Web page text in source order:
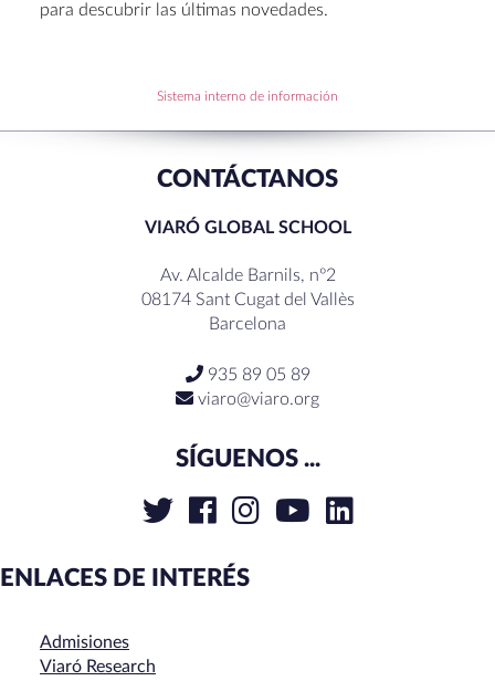
RECENT COMMENTS
para descubrir las últimas novedades.
Sistema interno de información
CONTÁCTANOS
VIARÓ GLOBAL SCHOOL
Av. Alcalde Barnils, nº2
08174 Sant Cugat del Vallès
Barcelona
935 89 05 89
viaro@viaro.org
SÍGUENOS ...
ENLACES DE INTERÉS
Admisiones
Viaró Research